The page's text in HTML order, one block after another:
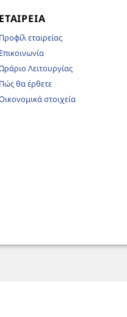
ΕΤΑΙΡΕΊΑ
Προφίλ εταιρείας
Επικοινωνία
Λειτουργίας
Πώς θα έρθετε
στοιχεία